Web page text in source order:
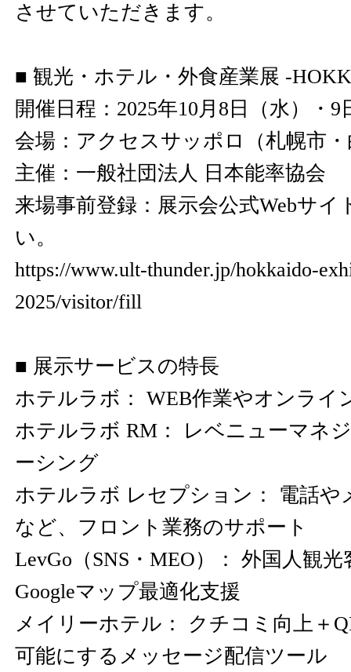
させていただきます。
■ 観光・ホテル・外食産業展 -
開催日程：2025年10月8日（水）・9
会場：アクセスサッポロ（札幌市
主催：一般社団法人 日本能率協会
来場事前登録：展示会公式Webサ
い。
https://www.ult-thunder.jp/hokkaido-
2025/visitor/fill
■ 展示サービスの特長
ホテルラボ： WEB作業やオンライ
ホテルラボ RM： レベニューマネ
ーシング
ホテルラボ レセプション： 電話や
など、フロント業務のサポート
LevGo（SNS・MEO）： 外国人観
Googleマップ最適化支援
メイリーホテル： クチコミ向上＋
可能にするメッセージ配信ツール